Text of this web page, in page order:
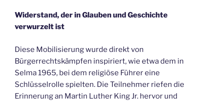
Widerstand, der in Glauben und Geschichte
verwurzelt ist
Diese Mobilisierung wurde direkt von
Bürgerrechtskämpfen inspiriert, wie etwa dem in
Selma 1965, bei dem religiöse Führer eine
Schlüsselrolle spielten. Die Teilnehmer riefen die
Erinnerung an Martin Luther King Jr. hervor und